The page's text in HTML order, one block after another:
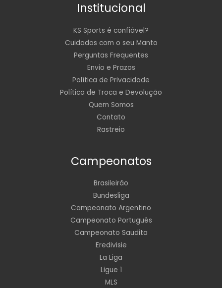
Institucional
KS Sports é confiável?
Cuidados com o seu Manto
Perguntas Frequentes
Envio e Prazos
Política de Privacidade
Política de Troca e Devolução
Quem Somos
Contato
Rastreio
Campeonatos
Brasileirão
Bundesliga
Campeonato Argentino
Campeonato Português
Campeonato Saudita
Eredivisie
La Liga
Ligue 1
MLS